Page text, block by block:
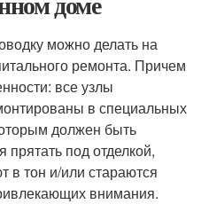
можно делать на
ремонта. Причем
все узлы
в специальных
должен быть
под отделкой,
в тон и/или стараются
внимания.